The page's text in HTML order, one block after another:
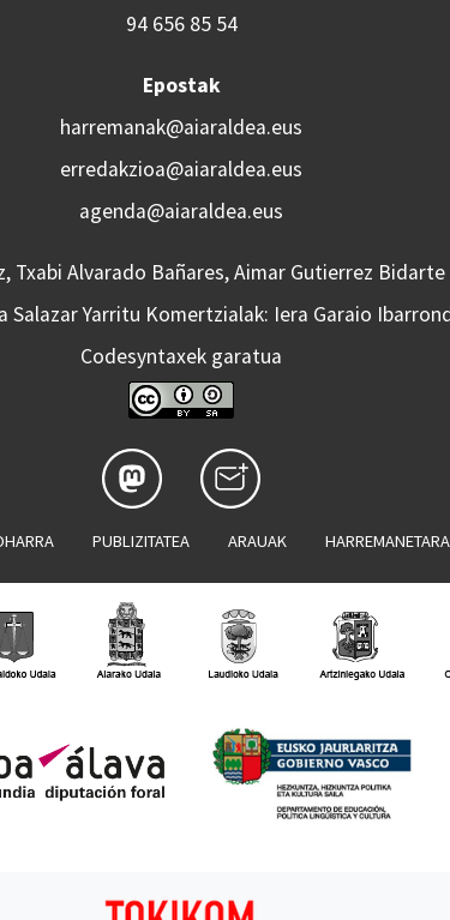
94 656 85 54
Epostak
harremanak@aiaraldea.eus
erredakzioa@aiaraldea.eus
agenda@aiaraldea.eus
Txabi Alvarado Bañares, Aimar Gutierrez
Salazar Yarritu Komertzialak: Iera Garaio
Codesyntaxek garatua
PUBLIZITATEA ARAUAK